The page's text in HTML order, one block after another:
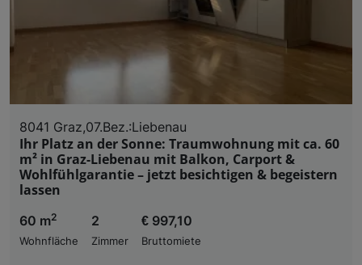
8041 Graz,07.Bez.:Liebenau
Ihr Platz an der Sonne: Traumwohnung mit ca. 60
m² in Graz-Liebenau mit Balkon, Carport &
Wohlfühlgarantie – jetzt besichtigen & begeistern
lassen
60 m2
Wohnfläche
2
Zimmer
€ 997,10
Bruttomiete